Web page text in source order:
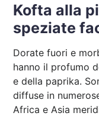
Kofta alla
speziate
Dorate fuori e
hanno il profumo
e della paprika.
diffuse in
Africa e Asia